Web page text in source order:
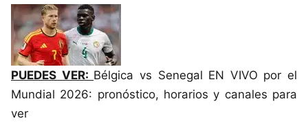
PUEDES VER: Bélgica vs Senegal EN VIVO por el
Mundial 2026: pronóstico, horarios y canales para
ver